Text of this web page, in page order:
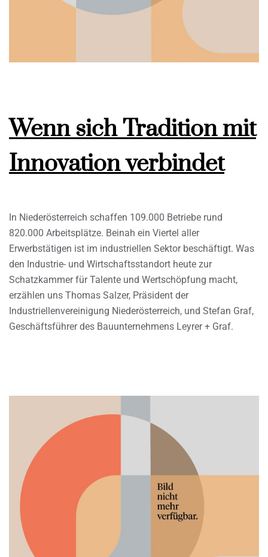
Wenn sich Tradition mit
Innovation verbindet
In Niederösterreich schaffen 109.000 Betriebe rund
820.000 Arbeitsplätze. Beinah ein Viertel aller
Erwerbstätigen ist im industriellen Sektor beschäftigt. Was
den Industrie- und Wirtschaftsstandort heute zur
Schatzkammer für Talente und Wertschöpfung macht,
erzählen uns Thomas Salzer, Präsident der
Industriellenvereinigung Niederösterreich, und Stefan Graf,
Geschäftsführer des Bauunternehmens Leyrer + Graf.